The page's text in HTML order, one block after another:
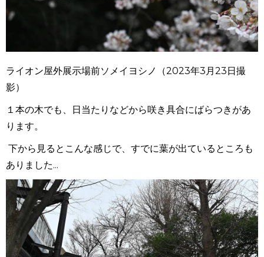
ライオン屋外展示場前ソメイヨシノ（2023年3月23日撮
影）
１本の木でも、日当たりなどから咲き具合にばらつきがあ
ります。
下から見るとこんな感じで、すでに葉が出ているところも
ありました...